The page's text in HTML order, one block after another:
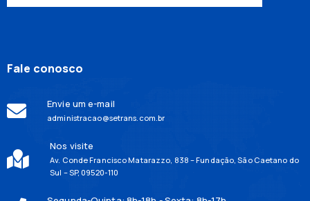
Fale conosco
Envie um e-mail
administracao@setrans.com.br
Nos visite
Av. Conde Francisco Matarazzo, 838 – Fundação, São Caetano do
Sul – SP, 09520-110